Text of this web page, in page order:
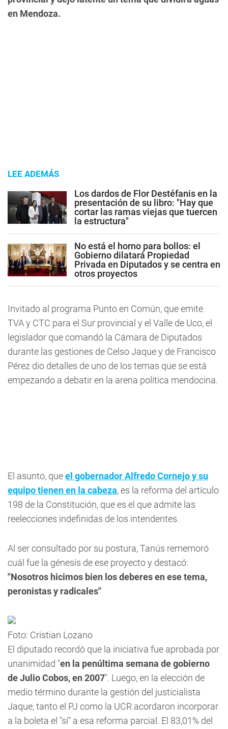
en Mendoza.
LEE ADEMÁS
Los dardos de Flor Destéfanis en la
presentación de su libro: "Hay que
cortar las ramas viejas que tuercen
la estructura"
No está el horno para bollos: el
Gobierno dilatará Propiedad
Privada en Diputados y se centra en
otros proyectos
Invitado al programa Punto en Común, que emite
TVA y CTC para el Sur provincial y el Valle de Uco,el
legislador que comandó la Cámara de Diputados
durante las gestiones de Celso Jaque y de Francisco
Pérez dio detalles de uno de los temas que se está
empezando a debatir en la arena política mendocina.
El asunto, queel gobernador Alfredo Cornejo y su
equipo tienen en la cabeza, es la reforma del artículo
198 de la Constitución, que es el que admite las
reelecciones indefinidas de los intendentes.
Al ser consultado por su postura, Tanús rememoró
cuál fue la génesis de ese proyecto y destacó:
"Nosotros hicimos bien los deberes en ese tema,
peronistas y radicales"
Foto: Cristian Lozano
El diputado recordó que la iniciativa fue aprobada por
unanimidad "en la penúltima semana de gobierno
de Julio Cobos, en 2007". Luego, en la elección de
medio término durante la gestión del justicialista
Jaque, tanto el PJ como la UCR acordaron incorporar
a la boleta el "sí" a esa reforma parcial. El 83,01% del